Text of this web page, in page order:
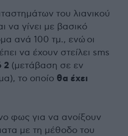
του λιανικού
να γίνει με βασικό
ανά 100 τμ., ενώ οι
να έχουν στείλει sms
2 (μετάβαση σε εν
το οποίο θα έχει
φως για να ανοίξουν
με τη μέθοδο του